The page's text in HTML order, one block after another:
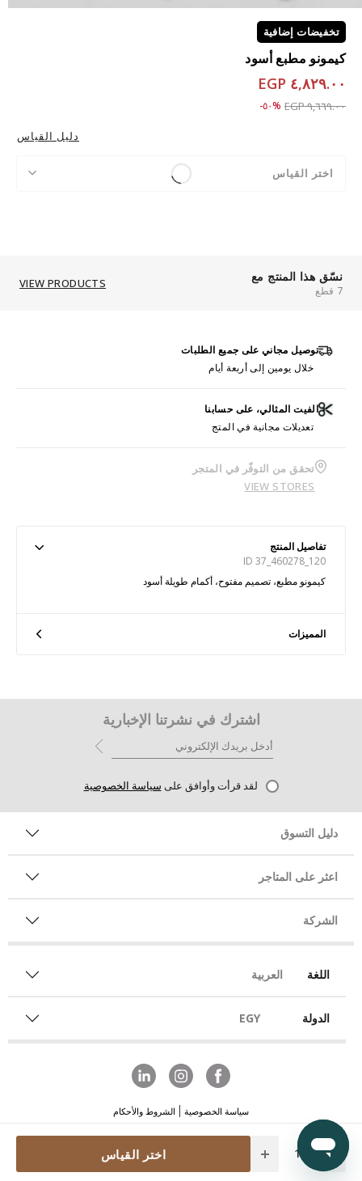
تخفيضات إضافية
كيمونو مطبع أسود
٤,٨٢٩.٠٠ EGP
Price reduced from
٩,٦٦٩.٠٠ EGP to ٤,٨٢٩.٠٠ EGP%٥٠-
دليل القياس
اختر القياس
Quantity
اختر القياس
نسّق هذا المنتج مع
7 قطع
VIEW PRODUCTS
توصيل مجاني على جميع الطلبات
خلال يومين إلى أربعة أيام
الفيت المثالي، على حسابنا
تعديلات مجانية في المتج
تحقق من التوفّر في المتجر
VIEW STORES
تفاصيل المنتج
ID 37_460278_120
كيمونو مطبع، تصميم مفتوح، أكمام طويلة أسود
المميزات
اشترك في نشرتنا الإخبارية
لقد قرأت وأوافق على سياسة الخصوصية
دليل التسوق
اعثر على المتاجر
الشركة
اللغة العربية
الدولة EGY
سياسة الخصوصية الشروط والأحكام